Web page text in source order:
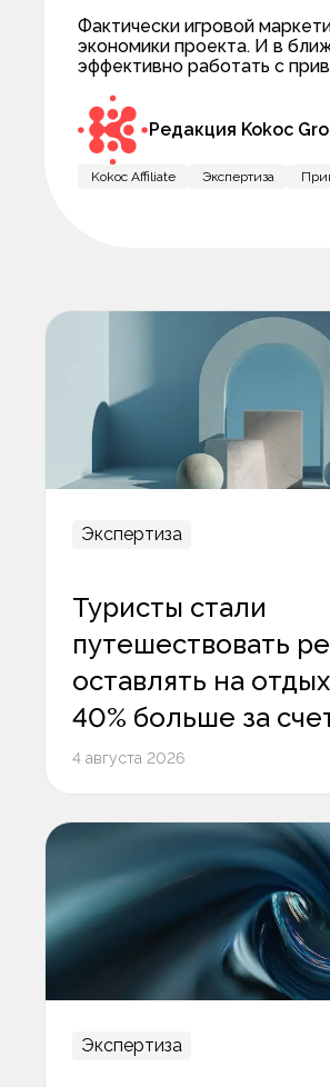
Фактически игровой
экономики проекта. И в
эффективно работать с
Редакция Kokoc
Kokoc Affiliate Экспертиза
Экспертиза
Туристы стали
путешествовать
оставлять на
40% больше за
среднего чека
4 августа 2026
Экспертиза